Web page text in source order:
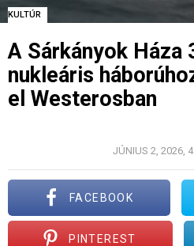
KULTÚR
A Sárkányok Háza
nukleáris
el Westerosban
JÚNIUS 2, 2026,
FACEBOOK
PINTEREST